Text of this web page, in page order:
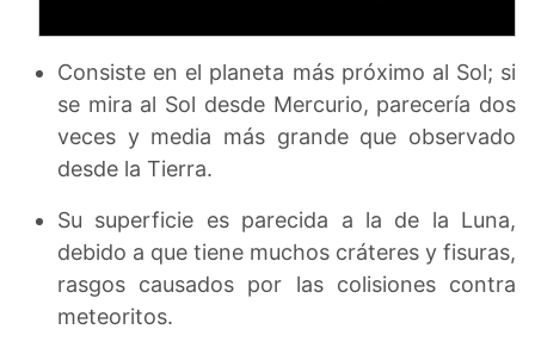
Consiste en el planeta más próximo al Sol; si
se mira al Sol desde Mercurio, parecería dos
veces y media más grande que observado
desde la Tierra.
Su superficie es parecida a la de la Luna,
debido a que tiene muchos cráteres y fisuras,
rasgos causados por las colisiones contra
meteoritos.